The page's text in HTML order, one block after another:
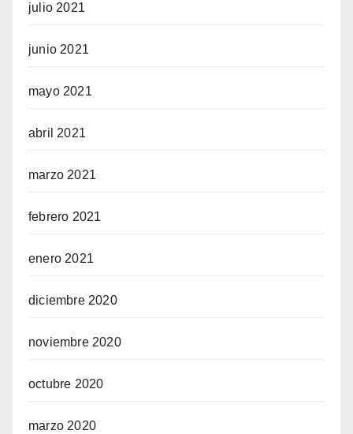
julio 2021
junio 2021
mayo 2021
abril 2021
marzo 2021
febrero 2021
enero 2021
diciembre 2020
noviembre 2020
octubre 2020
marzo 2020